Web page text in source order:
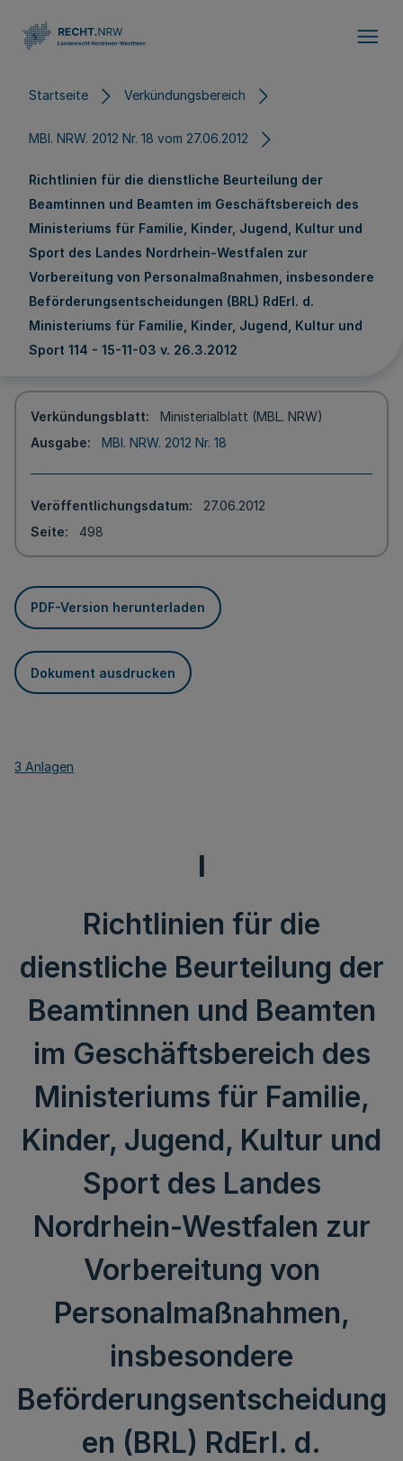
Startseite Verkündungsbereich
MBl. NRW. 2012 Nr. 18 vom 27.06.2012
Richtlinien für die dienstliche Beurteilung der
Beamtinnen und Beamten im Geschäftsbereich des
Ministeriums für Familie, Kinder, Jugend, Kultur und
Sport des Landes Nordrhein-Westfalen zur
Vorbereitung von Personalmaßnahmen, insbesondere
Beförderungsentscheidungen (BRL) RdErl. d.
Ministeriums für Familie, Kinder, Jugend, Kultur und
Sport 114 - 15-11-03 v. 26.3.2012
Verkündungsblatt
Ministerialblatt (MBL. NRW)
Ausgabe
MBl. NRW. 2012 Nr. 18
Veröffentlichungsdatum
27.06.2012
Seite
498
PDF-Version herunterladen
Dokument ausdrucken
3 Anlagen
I
Richtlinien für die
dienstliche Beurteilung der
Beamtinnen und Beamten
im Geschäftsbereich des
Ministeriums für Familie,
Kinder, Jugend, Kultur und
Sport des Landes
Nordrhein-Westfalen zur
Vorbereitung von
Personalmaßnahmen,
insbesondere
Beförderungsentscheidung
en (BRL) RdErl. d.